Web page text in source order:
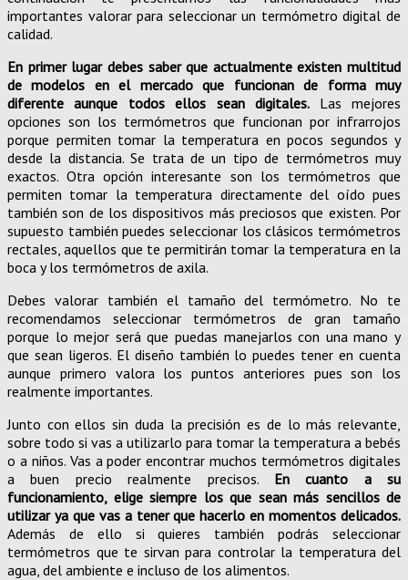
importantes valorar para seleccionar un termómetro digital de
calidad.
En primer lugar debes saber que actualmente existen multitud
de modelos en el mercado que funcionan de forma muy
diferente aunque todos ellos sean digitales. Las mejores
opciones son los termómetros que funcionan por infrarrojos
porque permiten tomar la temperatura en pocos segundos y
desde la distancia. Se trata de un tipo de termómetros muy
exactos. Otra opción interesante son los termómetros que
permiten tomar la temperatura directamente del oído pues
también son de los dispositivos más preciosos que existen. Por
supuesto también puedes seleccionar los clásicos termómetros
rectales, aquellos que te permitirán tomar la temperatura en la
boca y los termómetros de axila.
Debes valorar también el tamaño del termómetro. No te
recomendamos seleccionar termómetros de gran tamaño
porque lo mejor será que puedas manejarlos con una mano y
que sean ligeros. El diseño también lo puedes tener en cuenta
aunque primero valora los puntos anteriores pues son los
realmente importantes.
Junto con ellos sin duda la precisión es de lo más relevante,
sobre todo si vas a utilizarlo para tomar la temperatura a bebés
o a niños. Vas a poder encontrar muchos termómetros digitales
a buen precio realmente precisos. En cuanto a su
funcionamiento, elige siempre los que sean más sencillos de
utilizar ya que vas a tener que hacerlo en momentos delicados.
Además de ello si quieres también podrás seleccionar
termómetros que te sirvan para controlar la temperatura del
agua, del ambiente e incluso de los alimentos.